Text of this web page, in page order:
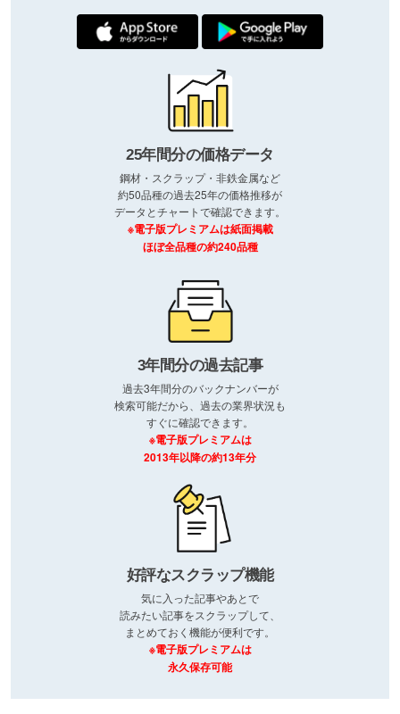
25年間分の価格データ
鋼材・スクラップ・非鉄金属など
約50品種の過去25年の価格推移が
データとチャートで確認できます。
※電子版プレミアムは紙面掲載
ほぼ全品種の約240品種
3年間分の過去記事
過去3年間分のバックナンバーが
検索可能だから、過去の業界状況も
すぐに確認できます。
※電子版プレミアムは
2013年以降の約13年分
好評なスクラップ機能
気に入った記事やあとで
読みたい記事をスクラップして、
まとめておく機能が便利です。
※電子版プレミアムは
永久保存可能